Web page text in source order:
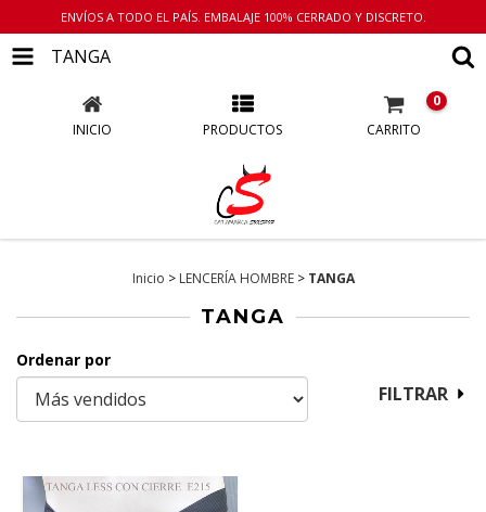
ENVÍOS A TODO EL PAÍS. EMBALAJE 100% CERRADO Y DISCRETO.
TANGA
INICIO PRODUCTOS CARRITO
0
Inicio > LENCERÍA HOMBRE > TANGA
TANGA
Ordenar por
FILTRAR